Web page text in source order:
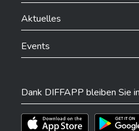
Aktuelles
Events
Dank DIFFAPP bleiben Sie
Téléchargez l'app sur l'App